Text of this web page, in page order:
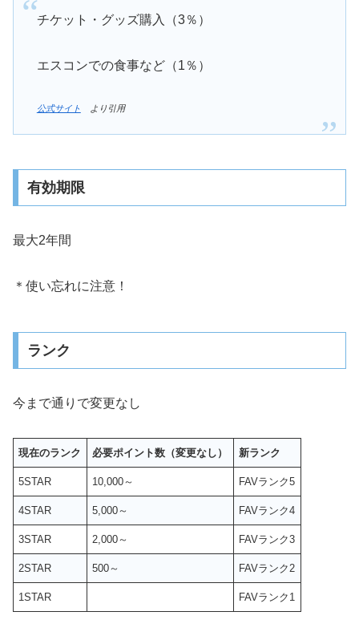
チケット・グッズ購入（3％）
エスコンでの食事など（1％）
公式サイト より引用
有効期限
最大2年間
＊使い忘れに注意！
ランク
今まで通りで変更なし
現在のランク 必要ポイント数（変更なし） 新ランク
5STAR 10,000～ FAVランク5
4STAR 5,000～ FAVランク4
3STAR 2,000～ FAVランク3
2STAR 500～ FAVランク2
1STAR FAVランク1